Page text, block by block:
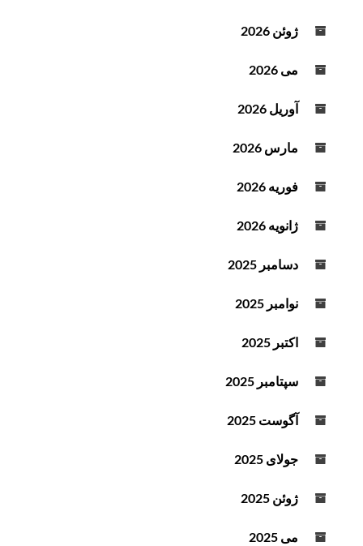
و
ژوئن 2026
می 2026
آوریل 2026
مارس 2026
فوریه 2026
ژانویه 2026
دسامبر 2025
نوامبر 2025
اکتبر 2025
سپتامبر 2025
آگوست 2025
جولای 2025
ژوئن 2025
می 2025